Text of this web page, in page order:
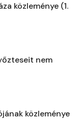
közleménye (1.
nem
közleménye